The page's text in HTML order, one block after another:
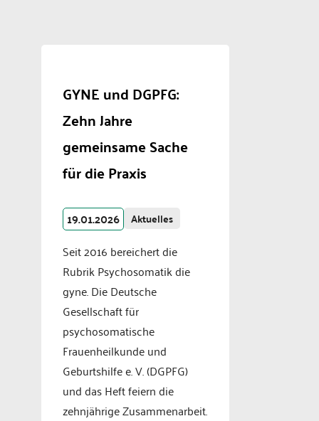
GYNE und DGPFG:
Zehn Jahre
gemeinsame Sache
für die Praxis
19.01.2026 Aktuelles
Seit 2016 bereichert die
Rubrik Psychosomatik die
gyne. Die Deutsche
Gesellschaft für
psychosomatische
Frauenheilkunde und
Geburtshilfe e. V. (DGPFG)
und das Heft feiern die
zehnjährige Zusammenarbeit.